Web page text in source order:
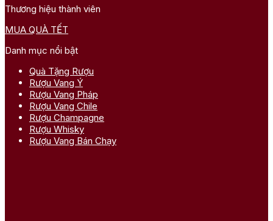
Thương hiệu thành viên
MUA QUÀ TẾT
Danh mục nổi bật
Quà Tặng Rượu
Rượu Vang Ý
Rượu Vang Pháp
Rượu Vang Chile
Rượu Champagne
Rượu Whisky
Rượu Vang Bán Chạy